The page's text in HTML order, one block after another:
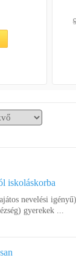
iskoláskorba
nevelési
gyerekek ...